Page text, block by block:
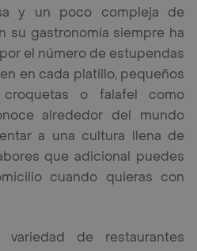
y un poco compleja de
su gastronomía siempre ha
el número de estupendas
en cada platillo, pequeños
o falafel como
alrededor del mundo
a una cultura llena de
que adicional puedes
cuando quieras con
variedad de restaurantes